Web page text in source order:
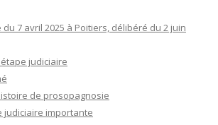
7 avril 2025 à Poitiers, délibéré du 2 juin
judiciaire
de prosopagnosie
judiciaire importante